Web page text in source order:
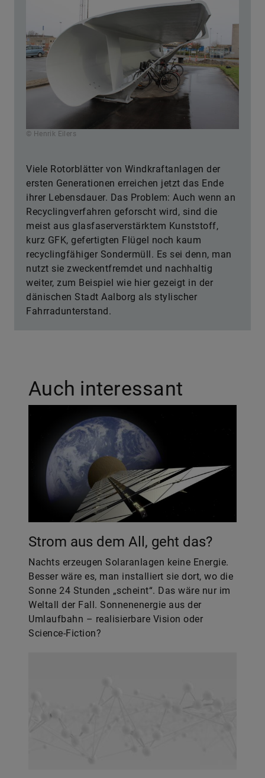
© Henrik Eilers
Viele Rotorblätter von Windkraftanlagen der
ersten Generationen erreichen jetzt das Ende
ihrer Lebensdauer. Das Problem: Auch wenn an
Recyclingverfahren geforscht wird, sind die
meist aus glasfaserverstärktem Kunststoff,
kurz GFK, gefertigten Flügel noch kaum
recyclingfähiger Sondermüll. Es sei denn, man
nutzt sie zweckentfremdet und nachhaltig
weiter, zum Beispiel wie hier gezeigt in der
dänischen Stadt Aalborg als stylischer
Fahrradunterstand.
Auch interessant
Strom aus dem All, geht das?
Nachts erzeugen Solaranlagen keine Energie.
Besser wäre es, man installiert sie dort, wo die
Sonne 24 Stunden „scheint“. Das wäre nur im
Weltall der Fall. Sonnenenergie aus der
Umlaufbahn – realisierbare Vision oder
Science-Fiction?